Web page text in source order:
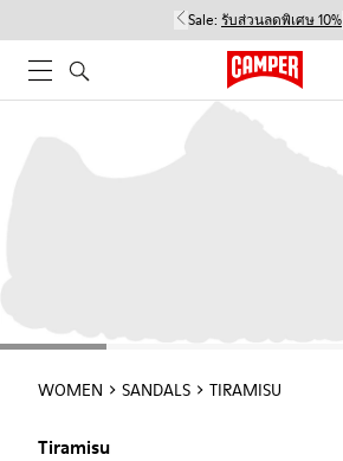
Sale: รับส่วนลดพิเศษ 10%
WOMEN SANDALS TIRAMISU
Tiramisu